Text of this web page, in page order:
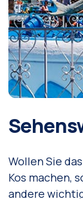
Wollen Sie
Kos machen,
andere